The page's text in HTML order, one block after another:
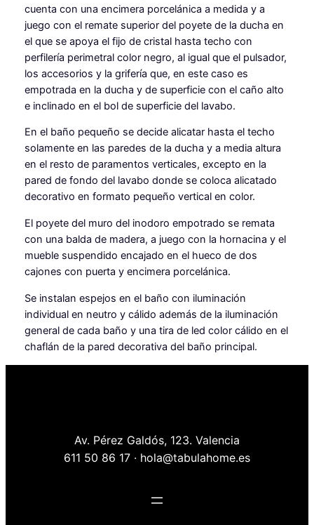
cuenta con una encimera porcelánica a medida y a
juego con el remate superior del poyete de la ducha en
el que se apoya el fijo de cristal hasta techo con
perfilería perimetral color negro, al igual que el pulsador,
los accesorios y la grifería que, en este caso es
empotrada en la ducha y de superficie con el caño alto
e inclinado en el bol de superficie del lavabo.
En el baño pequeño se decide alicatar hasta el techo
solamente en las paredes de la ducha y a media altura
en el resto de paramentos verticales, excepto en la
pared de fondo del lavabo donde se coloca alicatado
decorativo en formato pequeño vertical en color.
El poyete del muro del inodoro empotrado se remata
con una balda de madera, a juego con la hornacina y el
mueble suspendido encajado en el hueco de dos
cajones con puerta y encimera porcelánica.
Se instalan espejos en el baño con iluminación
individual en neutro y cálido además de la iluminación
general de cada baño y una tira de led color cálido en el
chaflán de la pared decorativa del baño principal.
Av. Pérez Galdós, 123. Valencia
611 50 86 17 · hola@tabulahome.es